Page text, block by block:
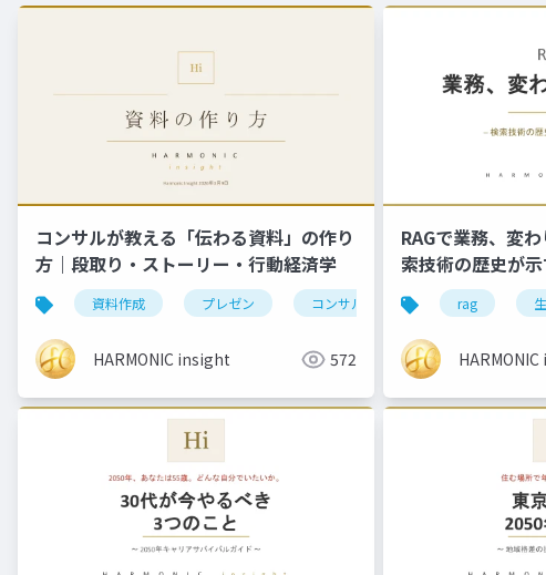
コンサルが教える「伝わる資料」の作り
方｜段取り・ストーリー・行動経済学
資料作成 プレゼン コンサル 提案書 ロ
HARMONIC insight 572
RAGで業務、変
索技術の歴史が
rag